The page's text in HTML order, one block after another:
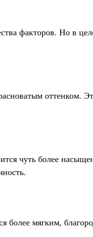
факторов. Но в
оттенком.
чуть более
более мягким,